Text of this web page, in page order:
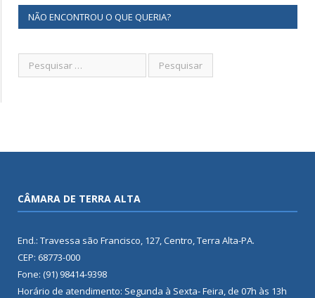
NÃO ENCONTROU O QUE QUERIA?
CÂMARA DE TERRA ALTA
End.: Travessa são Francisco, 127, Centro, Terra Alta-PA.
CEP: 68773-000
Fone: (91) 98414-9398
Horário de atendimento: Segunda à Sexta- Feira, de 07h às 13h